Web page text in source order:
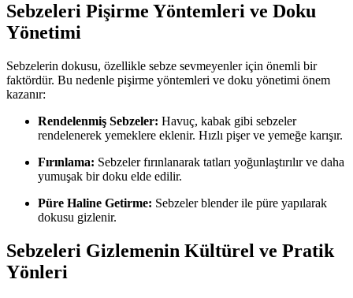
Sebzeleri Pişirme Yöntemleri ve Doku
Yönetimi
Sebzelerin dokusu, özellikle sebze sevmeyenler için önemli bir
faktördür. Bu nedenle pişirme yöntemleri ve doku yönetimi önem
kazanır:
Rendelenmiş Sebzeler: Havuç, kabak gibi sebzeler
rendelenerek yemeklere eklenir. Hızlı pişer ve yemeğe karışır.
Fırınlama: Sebzeler fırınlanarak tatları yoğunlaştırılır ve daha
yumuşak bir doku elde edilir.
Püre Haline Getirme: Sebzeler blender ile püre yapılarak
dokusu gizlenir.
Sebzeleri Gizlemenin Kültürel ve Pratik
Yönleri